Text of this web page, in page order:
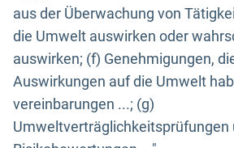
aus der Überwachung von
die Umwelt auswirken oder
auswirken; (f) Genehmigungen,
Auswirkungen auf die Umwelt
vereinbarungen ...; (g)
Umweltverträglichkeitsprüfungen